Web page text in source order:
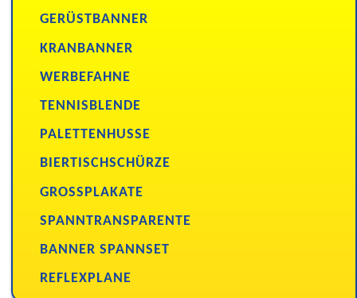
GERÜSTBANNER
KRANBANNER
WERBEFAHNE
TENNISBLENDE
PALETTENHUSSE
BIERTISCHSCHÜRZE
GROSSPLAKATE
SPANNTRANSPARENTE
BANNER SPANNSET
REFLEXPLANE